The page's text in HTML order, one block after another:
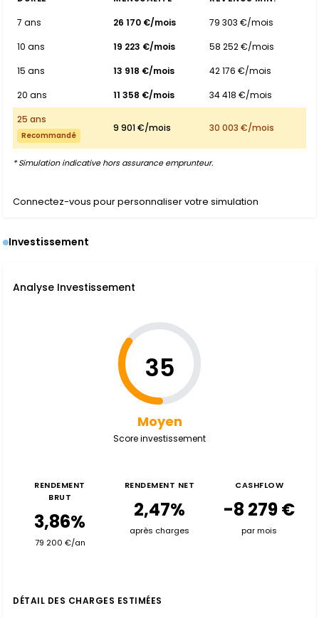
7 ans
26 170 €/mois
79 303 €/mois
10 ans
19 223 €/mois
58 252 €/mois
15 ans
13 918 €/mois
42 176 €/mois
20 ans
11 358 €/mois
34 418 €/mois
25 ans
Recommandé
9 901 €/mois 30 003 €/mois
* Simulation indicative hors assurance emprunteur.
Connectez-vous pour personnaliser votre simulation
Investissement
Analyse Investissement
35
Moyen
Score investissement
RENDEMENT
BRUT
3,86%
79 200 €/an
RENDEMENT NET
2,47%
après charges
CASHFLOW
-8 279 €
par mois
DÉTAIL DES CHARGES ESTIMÉES